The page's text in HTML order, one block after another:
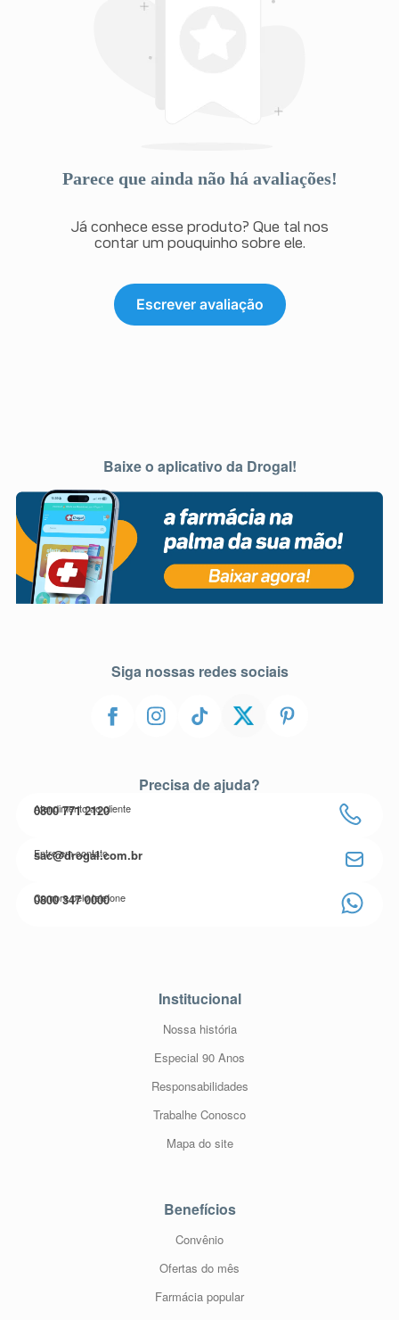
Parece que ainda não há avaliações!
Já conhece esse produto? Que tal nos
contar um pouquinho sobre ele.
Escrever avaliação
Baixe o aplicativo da Drogal!
Siga nossas redes sociais
Precisa de ajuda?
Atendimento ao cliente
0800 771 2120
Entre em contato
sac@drogal.com.br
Compre pelo telefone
0800 347 0000
Institucional
Nossa história
Especial 90 Anos
Responsabilidades
Trabalhe Conosco
Mapa do site
Benefícios
Convênio
Ofertas do mês
Farmácia popular